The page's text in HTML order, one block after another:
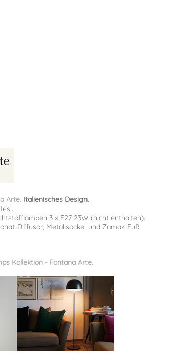
Arte. Italienisches Design.
3 x E27 23W (nicht enthalten).
Diffusor, Metallsockel und Zamak-Fuß.
Kollektion - Fontana Arte.